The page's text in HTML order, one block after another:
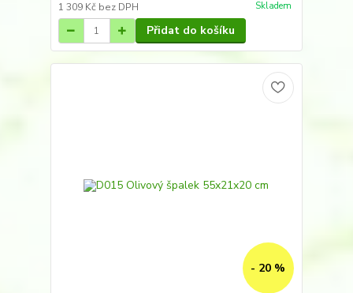
1 309 Kč bez DPH Skladem
Přidat do košíku
- 20 %